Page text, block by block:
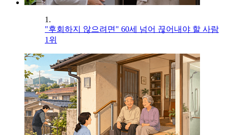
1.
"후회하지 않으려면" 60세 넘어 끊어내야 할 사람
1위